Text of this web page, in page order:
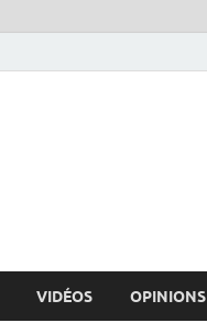
VIDÉOS OPINIONS